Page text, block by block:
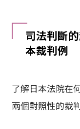
司法判斷
本裁判例
了解日本法院在
兩個對照性的裁